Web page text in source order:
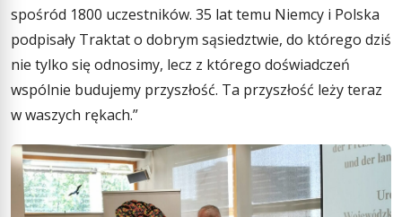
spośród 1800 uczestników. 35 lat temu Niemcy i Polska
podpisały Traktat o dobrym sąsiedztwie, do którego dziś
nie tylko się odnosimy, lecz z którego doświadczeń
wspólnie budujemy przyszłość. Ta przyszłość leży teraz
w waszych rękach.”